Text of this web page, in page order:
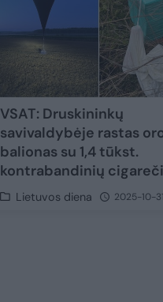
VSAT: Druskininkų
savivaldybėje rastas
balionas su 1,4 tūkst.
kontrabandinių
Lietuvos diena 2025-10-